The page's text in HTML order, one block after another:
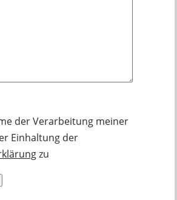
der Verarbeitung meiner
Einhaltung der
zu